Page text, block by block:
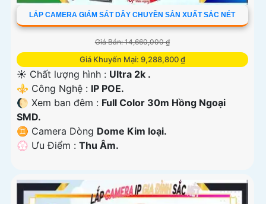
LẮP CAMERA GIÁM SÁT DÂY CHUYỀN SẢN XUẤT SẮC NÉT
Giá Bán: 14,660,000 ₫
Giá Khuyến Mại: 9,288,800 ₫
☀️ Chất lượng hình : Ultra 2k .
⚜️ Công Nghệ : IP POE.
🌔 Xem ban đêm : Full Color 30m Hồng Ngoại
SMD.
♊ Camera Dòng Dome Kim loại.
️💮 Ưu Điểm : Thu Âm.